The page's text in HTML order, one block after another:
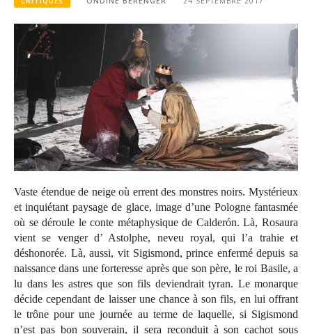
Vaste étendue de neige où errent des monstres noirs. Mystérieux
et inquiétant paysage de glace, image d’une Pologne fantasmée
où se déroule le conte métaphysique de Calderón. Là, Rosaura
vient se venger d’ Astolphe, neveu royal, qui l’a trahie et
déshonorée. Là, aussi, vit Sigismond, prince enfermé depuis sa
naissance dans une forteresse après que son père, le roi Basile, a
lu dans les astres que son fils deviendrait tyran. Le monarque
décide cependant de laisser une chance à son fils, en lui offrant
le trône pour une journée au terme de laquelle, si Sigismond
n’est pas bon souverain, il sera reconduit à son cachot sous